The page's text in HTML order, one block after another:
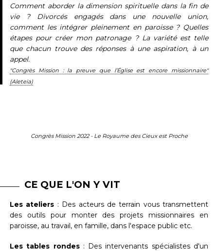
Comment aborder la dimension spirituelle dans la fin de
vie ? Divorcés engagés dans une nouvelle union,
comment les intégrer pleinement en paroisse ? Quelles
étapes pour créer mon patronage ? La variété est telle
que chacun trouve des réponses à une aspiration, à un
appel.
"Congrès Mission : la preuve que l’Église est encore missionnaire"
(Aleteia)
Congrès Mission 2022 - Le Royaume des Cieux est Proche
CE QUE L'ON Y VIT
Les ateliers : Des acteurs de terrain vous transmettent
des outils pour monter des projets missionnaires en
paroisse, au travail, en famille, dans l'espace public etc.
Les tables rondes: Des intervenants spécialistes d'un